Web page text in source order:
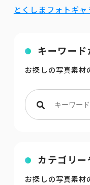
とくしまフォトギ
キーワード
お探しの写真素材
カテゴリ
お探しの写真素材